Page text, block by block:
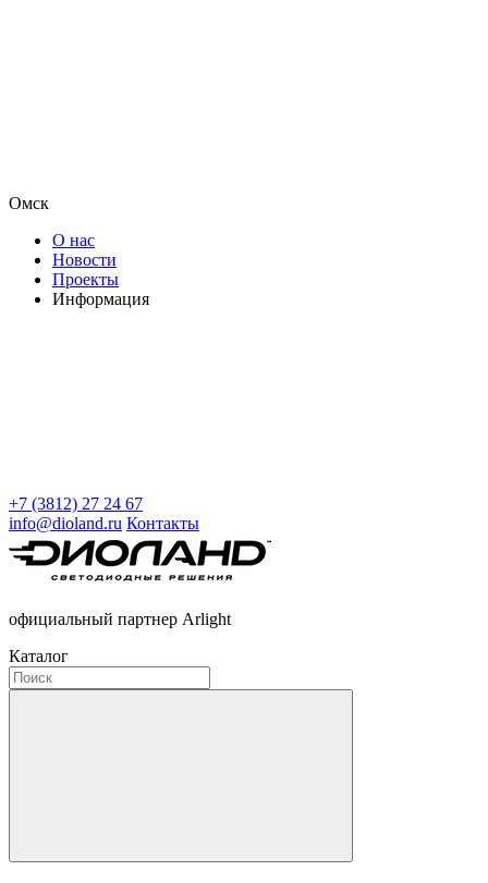
Омск
О нас
Новости
Проекты
Информация
+7 (3812) 27 24 67
info@dioland.ru Контакты
официальный партнер Arlight
Каталог